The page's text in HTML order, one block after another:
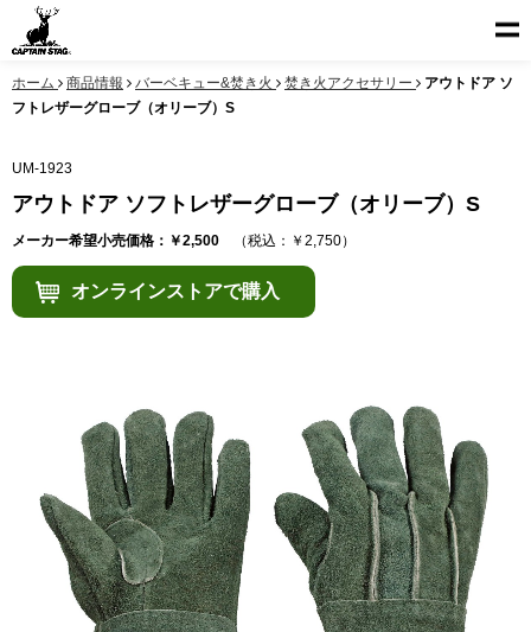
ホーム 商品情報 バーベキュー&焚き火 焚き火アクセサリー
アウトドア ソ
フトレザーグローブ（オリーブ）S
UM-1923
アウトドア ソフトレザーグローブ（オリーブ）S
メーカー希望小売価格：￥2,500 （税込：￥2,750）
オンラインストアで購入